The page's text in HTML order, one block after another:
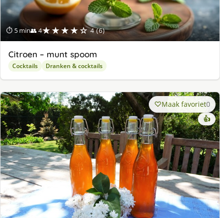
⏱ 5 min👥 4★★★★☆ 4 (6)
Citroen – munt spoom
Cocktails Dranken & cocktails
Maak favoriet0
👍